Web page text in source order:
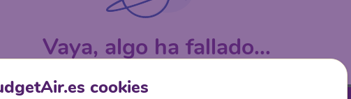
Vaya, algo ha fallado...
cookies